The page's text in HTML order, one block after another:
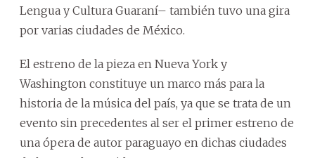
Lengua y Cultura Guaraní– también tuvo una gira
por varias ciudades de México.
El estreno de la pieza en Nueva York y
Washington constituye un marco más para la
historia de la música del país, ya que se trata de un
evento sin precedentes al ser el primer estreno de
una ópera de autor paraguayo en dichas ciudades